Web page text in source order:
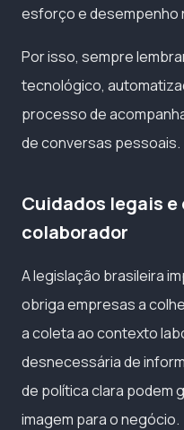
esforço e desempenho
Por isso, sempre
tecnológico,
processo de
de conversas pessoais.
Cuidados legais
colaborador
A legislação brasileira
obriga empresas a
a coleta ao contexto
desnecessária de
de política clara podem
imagem para o negócio.